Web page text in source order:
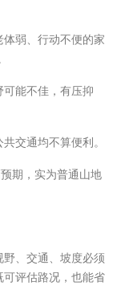
弱、行动不便的家
能不佳，有压抑
交通均不算便利。
期，实为普通山地
、交通、坡度必须
评估路况，也能省